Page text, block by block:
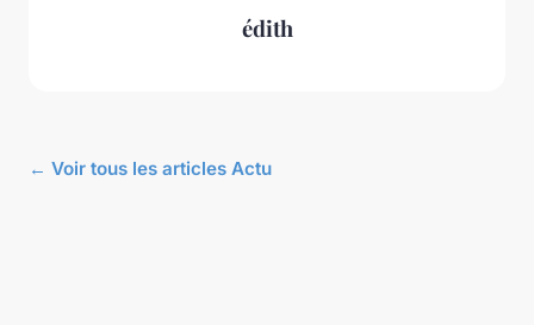
édith
← Voir tous les articles Actu